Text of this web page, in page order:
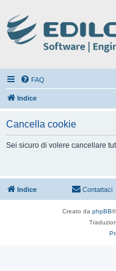
FAQ
Indice
Cancella cookie
Sei sicuro di volere cancellare
Indice Contattaci
Creato da phpBB